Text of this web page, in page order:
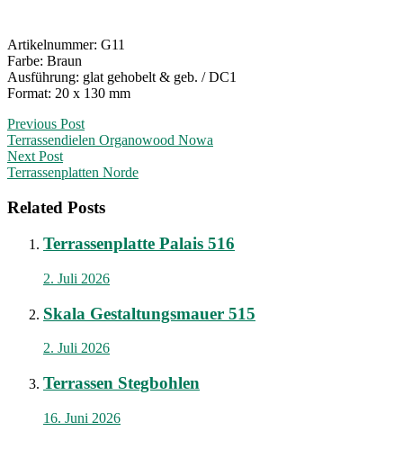
Artikelnummer: G11
Farbe: Braun
Ausführung: glat gehobelt & geb. / DC1
Format: 20 x 130 mm
Post
navigation
Previous Post
Terrassendielen Organowood Nowa
Next Post
Terrassenplatten Norde
Related Posts
Terrassenplatte Palais 516
2. Juli 2026
Skala Gestaltungsmauer 515
2. Juli 2026
Terrassen Stegbohlen
16. Juni 2026